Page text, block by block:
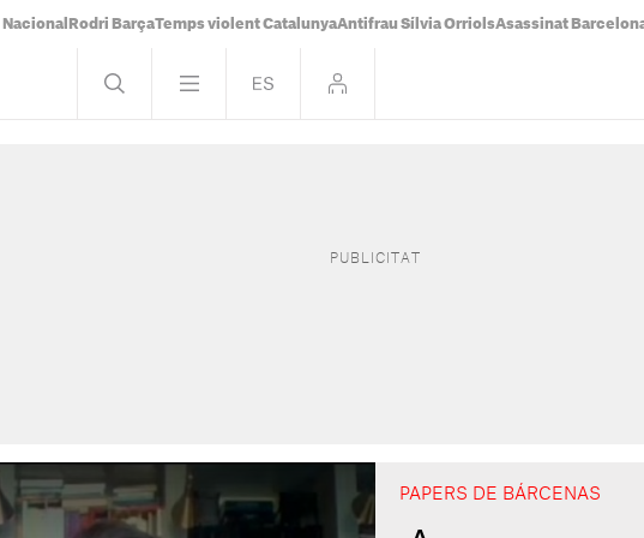
Nacional Rodri BarçaTemps violent CatalunyaAntifrau Sílvia OrriolsAsassinat
PAPERS DE BÁRCENAS